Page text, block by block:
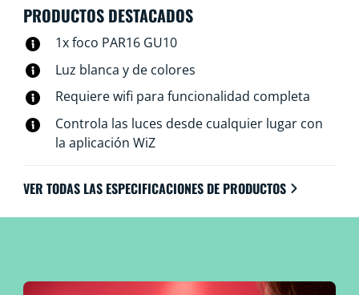
en casa. Las luces WiZ se conectan a tu router Wi-Fi,
PRODUCTOS DESTACADOS
1x foco PAR16 GU10
Luz blanca y de colores
Requiere wifi para funcionalidad completa
Controla las luces desde cualquier lugar con
la aplicación WiZ
VER TODAS LAS ESPECIFICACIONES DE PRODUCTOS